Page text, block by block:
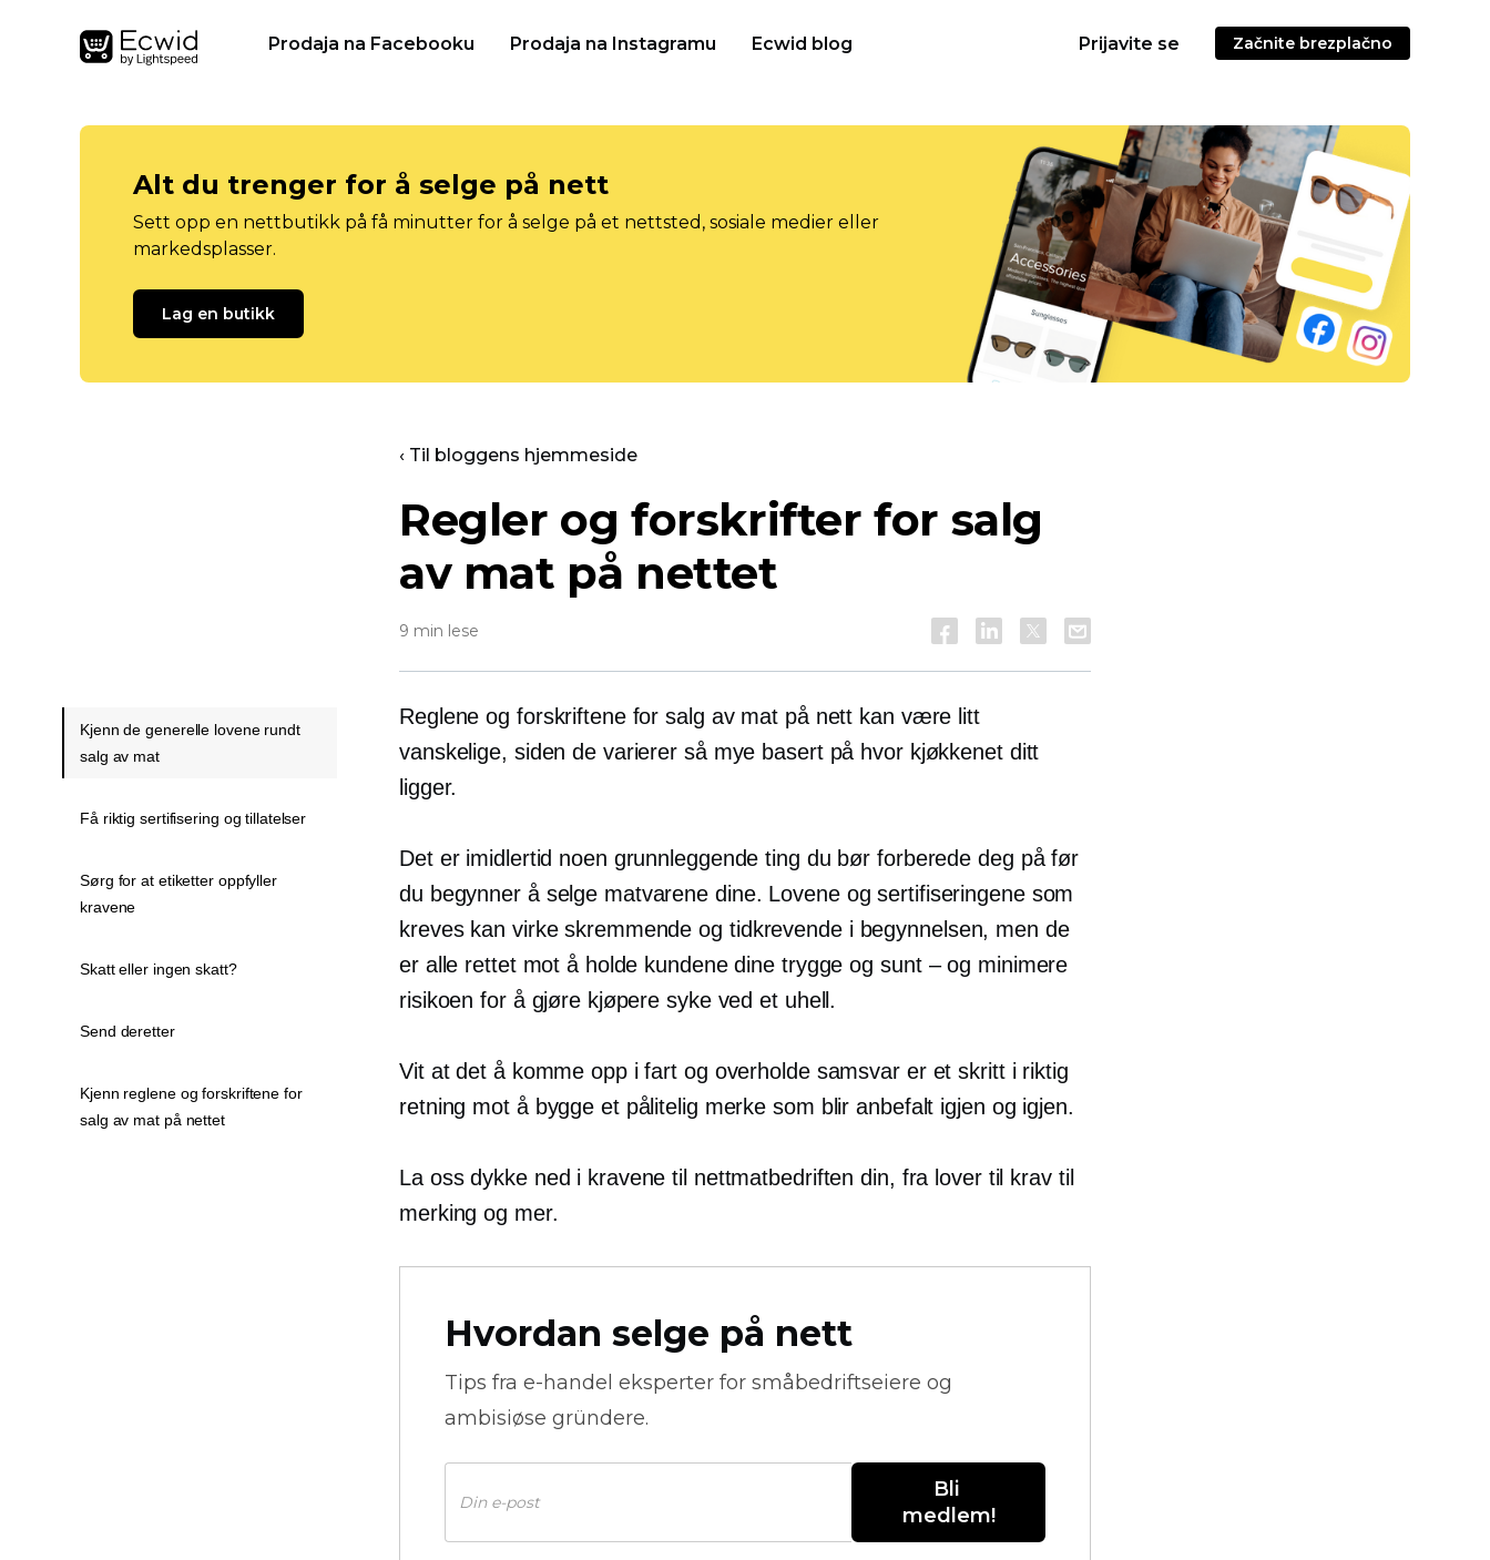
Prodaja na Facebooku Prodaja na Instagramu Ecwid blog Prijavite se Začnite brezplačno
Alt du trenger for å selge på nett
Sett opp en nettbutikk på få minutter for å selge på et nettsted, sosiale medier eller
markedsplasser.
Lag en butikk
‹ Til bloggens hjemmeside
Regler og forskrifter for salg
av mat på nettet
9 min lese
Reglene og forskriftene for salg av mat på nett kan være litt
vanskelige, siden de varierer så mye basert på hvor kjøkkenet ditt
ligger.
Det er imidlertid noen grunnleggende ting du bør forberede deg på før
du begynner å selge matvarene dine. Lovene og sertifiseringene som
kreves kan virke skremmende og tidkrevendei begynnelsen, men de
er alle rettet mot å holde kundene dine trygge og sunt – og minimere
risikoen for å gjøre kjøpere syke ved et uhell.
Vit at det å komme opp i fart og overholde samsvar er et skritt i riktig
retning mot å bygge et pålitelig merke som blir anbefalt igjen og igjen.
La oss dykke ned i kravene til nettmatbedriften din, fra lover til krav til
merking og mer.
Hvordan selge på nett
Tips fra e-handel eksperter for småbedriftseiere og
ambisiøse gründere.
Bli
medlem!
Kjenn de generelle lovene rundt
salg av mat
Få riktig sertifisering og tillatelser
Sørg for at etiketter oppfyller
kravene
Skatt eller ingen skatt?
Send deretter
Kjenn reglene og forskriftene for
salg av mat på nettet